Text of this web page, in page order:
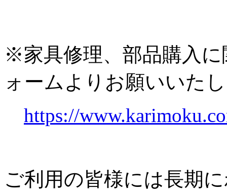
※家具修理、部品購入
ォームよりお願いいた
https://
ご利用の皆様には長期